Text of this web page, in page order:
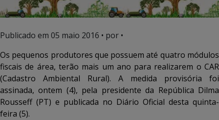
Publicado em 05 maio 2016 • por •
Os pequenos produtores que possuem até quatro módulos
fiscais de área, terão mais um ano para realizarem o CAR
(Cadastro Ambiental Rural). A medida provisória foi
assinada, ontem (4), pela presidente da República Dilma
Rousseff (PT) e publicada no Diário Oficial desta quinta-
feira (5).